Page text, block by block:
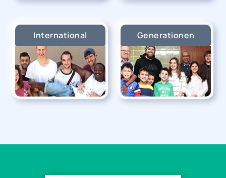
International Generationen